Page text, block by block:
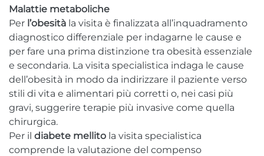
Malattie metaboliche
Per l’obesità la visita è finalizzata all’inquadramento
diagnostico differenziale per indagarne le cause e
per fare una prima distinzione tra obesità essenziale
e secondaria. La visita specialistica indaga le cause
dell’obesità in modo da indirizzare il paziente verso
stili di vita e alimentari più corretti o, nei casi più
gravi, suggerire terapie più invasive come quella
chirurgica.
Per il diabete mellito la visita specialistica
comprende la valutazione del compenso